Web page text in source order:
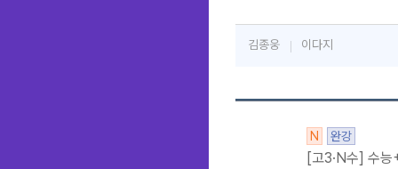
김종웅 이다지
N 완강
[고3·N수] 수